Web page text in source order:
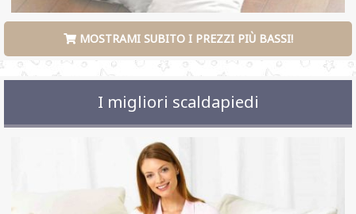
MOSTRAMI SUBITO I PREZZI PIÙ BASSI!
I migliori scaldapiedi